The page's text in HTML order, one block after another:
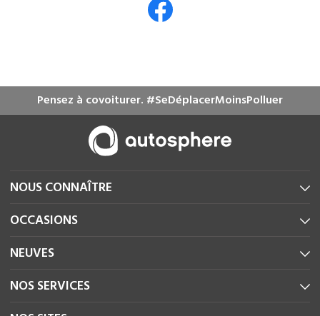
Pensez à covoiturer. #SeDéplacerMoinsPolluer
NOUS CONNAÎTRE
OCCASIONS
NEUVES
NOS SERVICES